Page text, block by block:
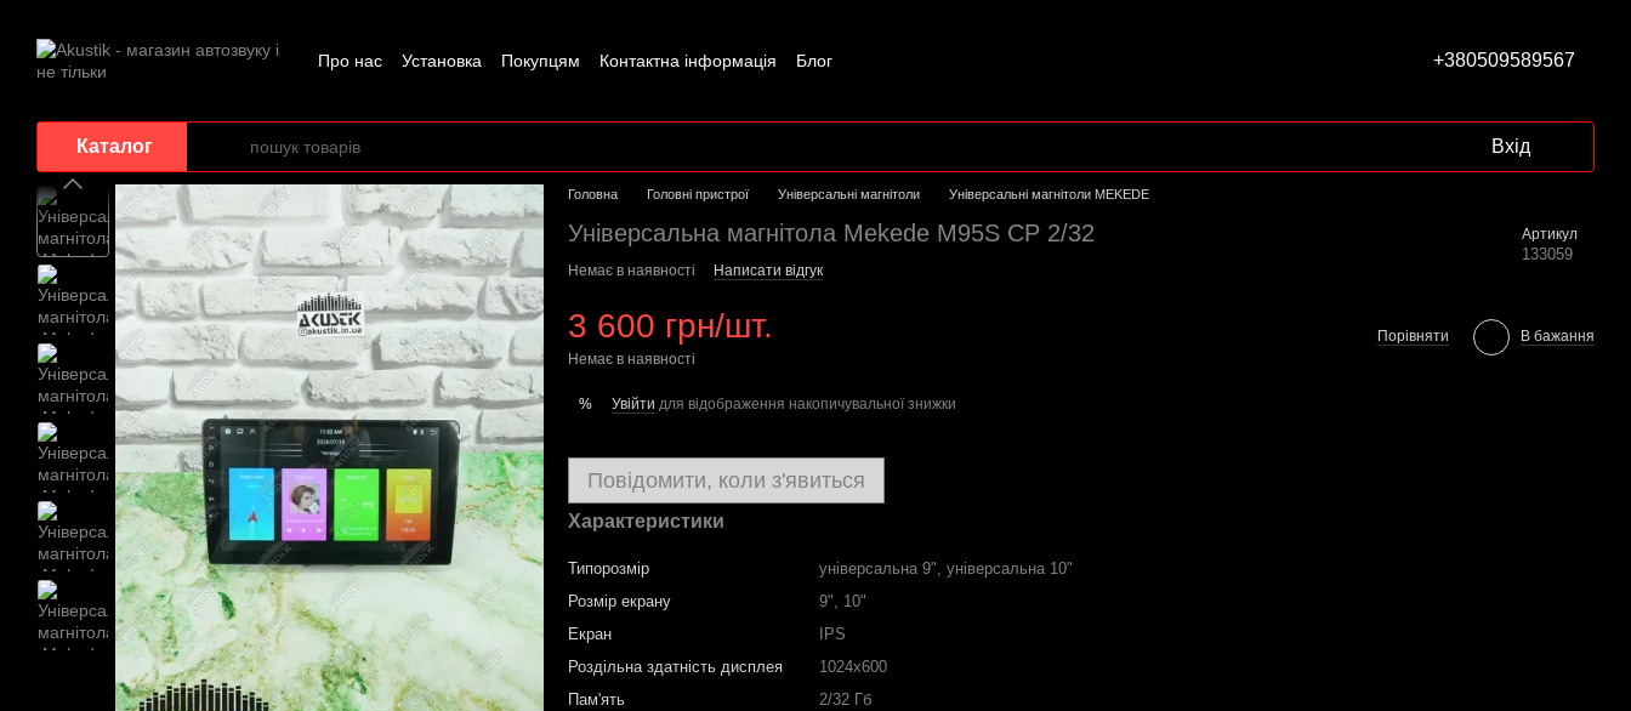
Про нас Установка Покупцям Контактна інформація Блог +380509589567
Каталог Вхід
Головна Головні пристрої Універсальні магнітоли Універсальні магнітоли MEKEDE
Універсальна магнітола Mekede M95S CP 2/32 Артикул
133059
Немає в наявності Написати відгук
3 600 грн/шт.
Немає в наявності
Порівняти В бажання
% Увійти для відображення накопичувальної знижки
Повідомити, коли з'явиться
Характеристики
Типорозмір
універсальна 9", універсальна 10"
Розмір екрану
9", 10"
Екран
IPS
Роздільна здатність дисплея
1024х600
Пам'ять
2/32 Гб